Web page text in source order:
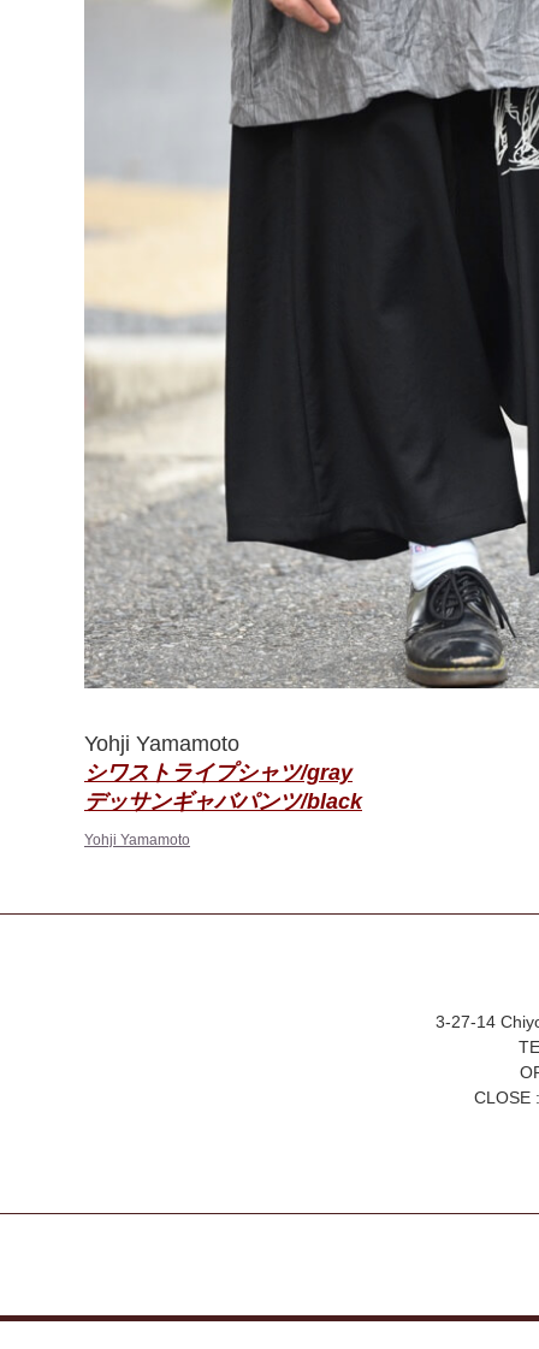
Yohji Yamamoto
シワストライプシャツ/gray
デッサンギャバパンツ/black
Yohji Yamamoto
3-27-14
CLOSE